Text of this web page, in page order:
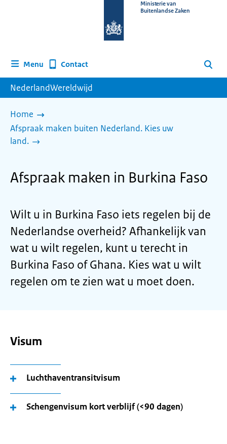
homepage
Ministerie van
Buitenlandse Zaken
Menu Contact Zoeken
NederlandWereldwijd
Home
Afspraak maken buiten Nederland. Kies uw
land.
Afspraak maken in Burkina Faso
Wilt u in Burkina Faso iets regelen bij de
Nederlandse overheid? Afhankelijk van
wat u wilt regelen, kunt u terecht in
Burkina Faso of Ghana. Kies wat u wilt
regelen om te zien wat u moet doen.
Visum
Luchthaventransitvisum
Schengenvisum kort verblijf (<90 dagen)